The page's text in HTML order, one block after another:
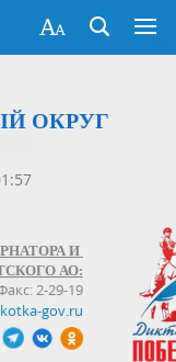
ОКРУГ
И
АО:
2-29-19
gov.ru